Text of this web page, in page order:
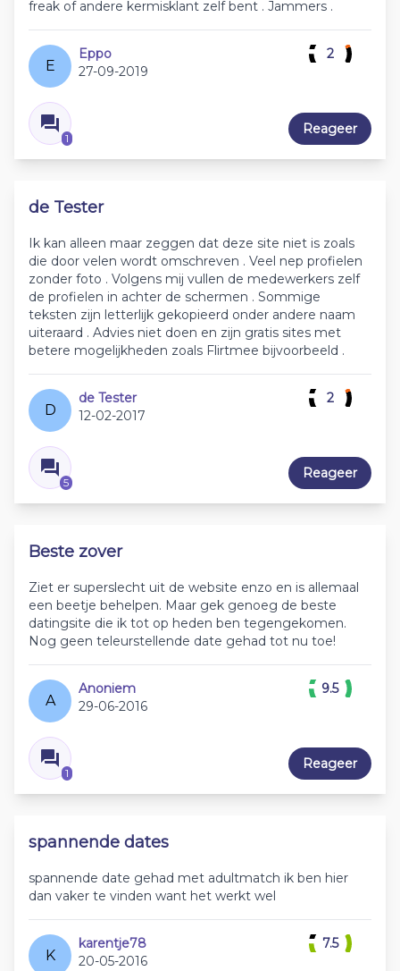
freak of andere kermisklant zelf bent . Jammers .
E
Eppo
27-09-2019
1
2
Reageer
de Tester
Ik kan alleen maar zeggen dat deze site niet is zoals
die door velen wordt omschreven . Veel nep profielen
zonder foto . Volgens mij vullen de medewerkers zelf
de profielen in achter de schermen . Sommige
teksten zijn letterlijk gekopieerd onder andere naam
uiteraard . Advies niet doen en zijn gratis sites met
betere mogelijkheden zoals Flirtmee bijvoorbeeld .
D
de Tester
12-02-2017
5
2
Reageer
Beste zover
Ziet er superslecht uit de website enzo en is allemaal
een beetje behelpen. Maar gek genoeg de beste
datingsite die ik tot op heden ben tegengekomen.
Nog geen teleurstellende date gehad tot nu toe!
A
Anoniem
29-06-2016
1
9.5
Reageer
spannende dates
spannende date gehad met adultmatch ik ben hier
dan vaker te vinden want het werkt wel
K
karentje78
20-05-2016
7.5